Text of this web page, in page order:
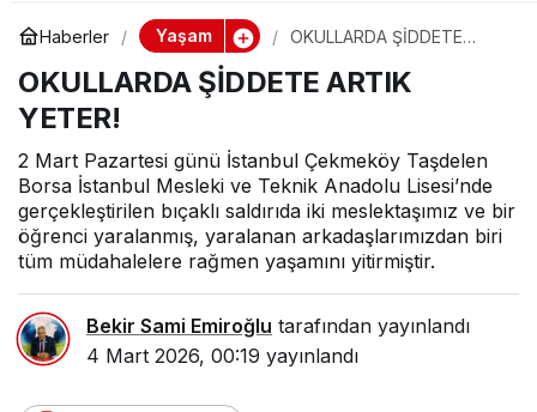
BAŞKANLIĞINDAN FINDIK
ÜRETİCİLERİNE AĞUSTOS AYI İÇİN
Haberler Yaşam
OKULLARDA ŞİDDETE
OKULLARDA ŞİDDETE ARTIK
YETER!
2 Mart Pazartesi günü İstanbul Çekmeköy Taşdelen
Borsa İstanbul Mesleki ve Teknik Anadolu Lisesi’nde
gerçekleştirilen bıçaklı saldırıda iki meslektaşımız ve bir
öğrenci yaralanmış, yaralanan arkadaşlarımızdan biri
tüm müdahalelere rağmen yaşamını yitirmiştir.
Bekir Sami Emiroğlu tarafından yayınlandı
4 Mart 2026, 00:19 yayınlandı